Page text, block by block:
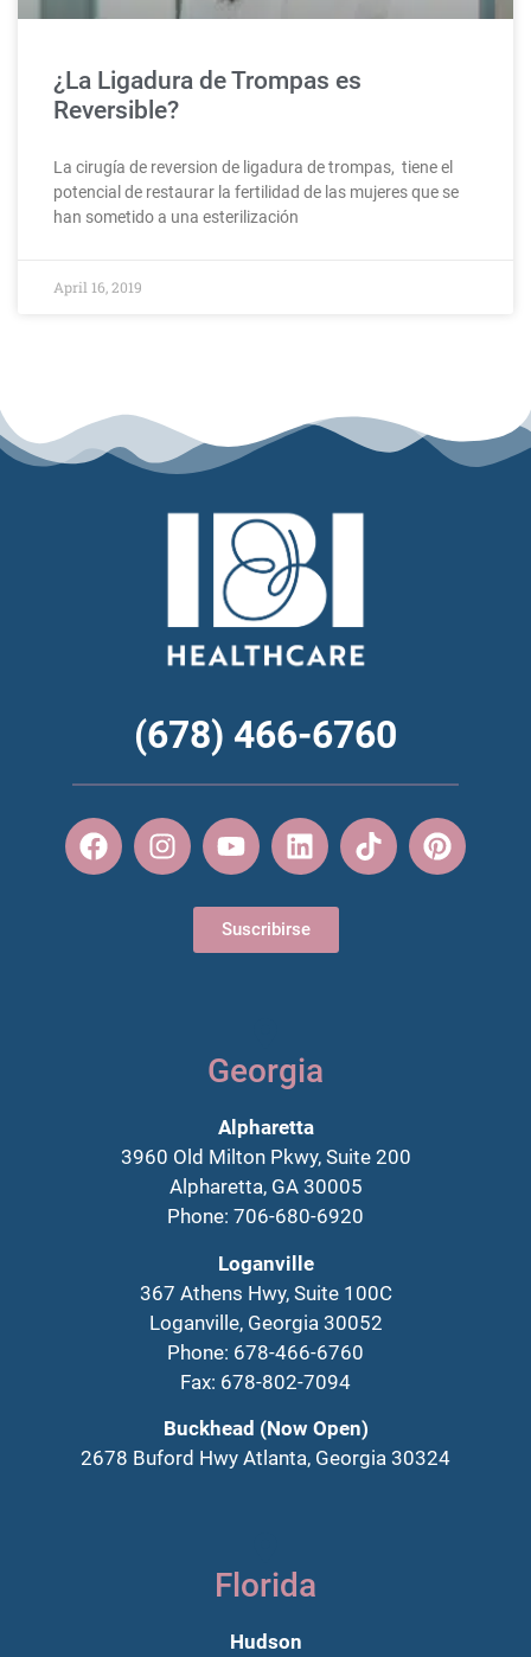
¿La Ligadura de Trompas es
Reversible?
La cirugía de reversion de ligadura de trompas, tiene el
potencial de restaurar la fertilidad de las mujeres que se
han sometido a una esterilización
April 16, 2019
(678) 466-6760
Suscribirse
Georgia
Alpharetta
3960 Old Milton Pkwy, Suite 200
Alpharetta, GA 30005
Phone: 706-680-6920
Loganville
367 Athens Hwy, Suite 100C
Loganville, Georgia 30052
Phone: 678-466-6760
Fax: 678-802-7094
Buckhead (Now Open)
2678 Buford Hwy Atlanta, Georgia 30324
Florida
Hudson